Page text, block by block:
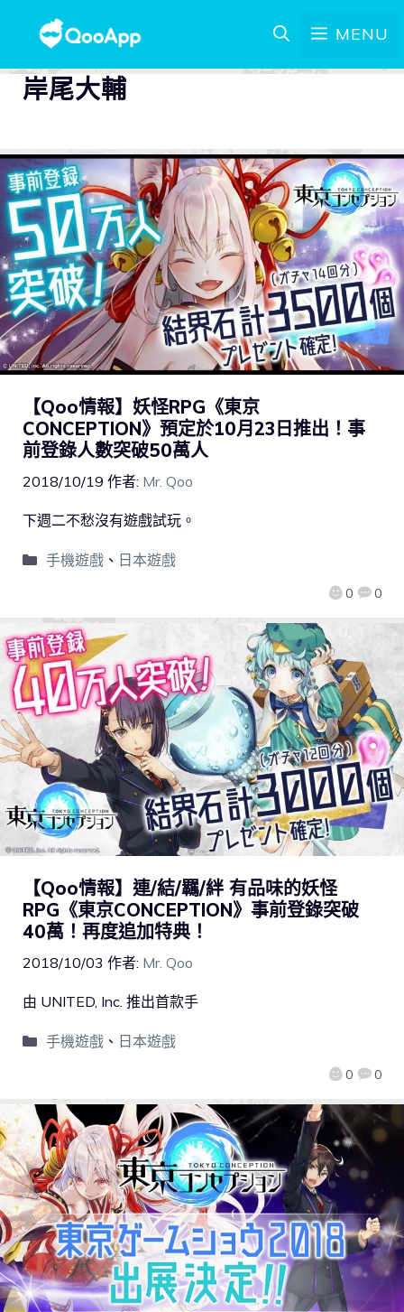
MENU
岸尾大輔
【Qoo情報】妖怪RPG《東京
CONCEPTION》預定於10月23日推出！事
前登錄人數突破50萬人
2018/10/19 作者: Mr. Qoo
0 0
下週二不愁沒有遊戲試玩。
手機遊戲、 日本遊戲
【Qoo情報】連/結/羈/絆 有品味的妖怪
RPG《東京CONCEPTION》事前登錄突破
40萬！再度追加特典！
2018/10/03 作者: Mr. Qoo
0 0
由 UNITED, Inc. 推出首款手
手機遊戲、 日本遊戲